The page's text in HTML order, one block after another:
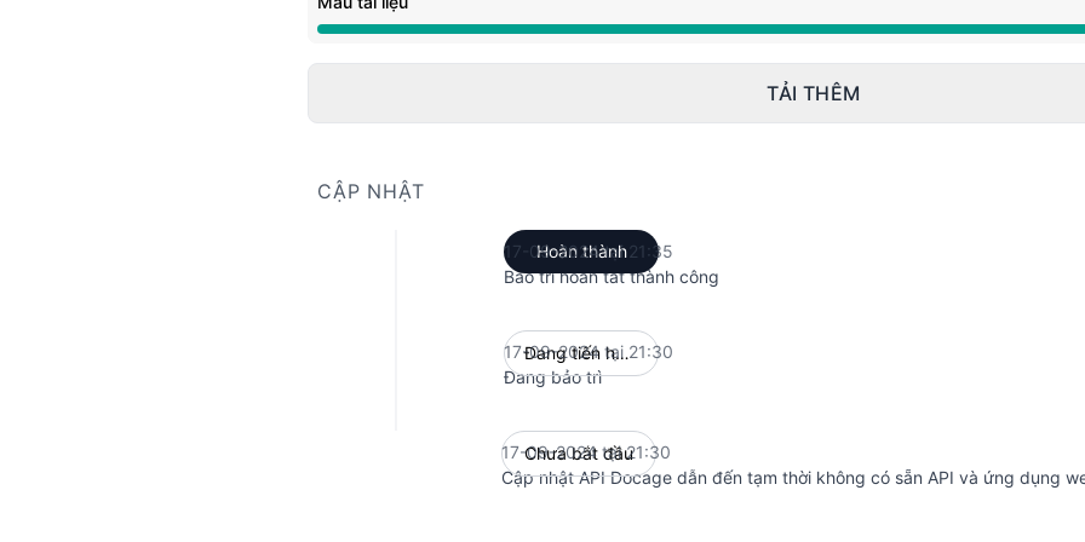
Đang bảo trì từ 9:30 PM đến 9:35 PM
TẢI THÊM
CẬP NHẬT
Hoàn thành
17-09-2024 tại 21:35
Bảo trì hoàn tất thành công
Đang tiến hành
17-09-2024 tại 21:30
Đang bảo trì
Chưa bắt đầu
17-09-2024 tại 21:30
Cập nhật API Docage dẫn đến tạm thời không có sẵn API và ứng dụng